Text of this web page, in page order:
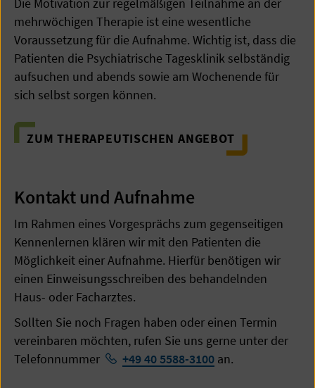
mehrwöchigen Therapie ist eine wesentliche
Voraussetzung für die Aufnahme. Wichtig ist, dass die
Patienten die Psychiatrische Tagesklinik selbständig
aufsuchen und abends sowie am Wochenende für
sich selbst sorgen können.
ZUM THERAPEUTISCHEN ANGEBOT
Kontakt und Aufnahme
Im Rahmen eines Vorgesprächs zum gegenseitigen
Kennenlernen klären wir mit den Patienten die
Möglichkeit einer Aufnahme. Hierfür benötigen wir
einen Einweisungsschreiben des behandelnden
Haus- oder Facharztes.
Sollten Sie noch Fragen haben oder einen Termin
vereinbaren möchten, rufen Sie uns gerne unter der
Telefonnummer
+49 40 5588-3100 an.